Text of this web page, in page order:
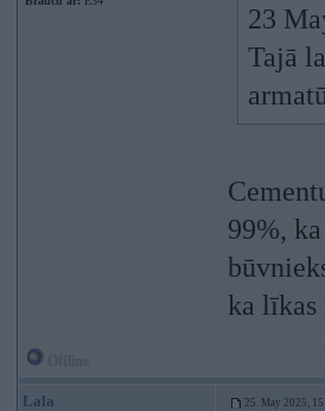
23
Tajā
99%,
ka līkas
Lala 25. May 2025,